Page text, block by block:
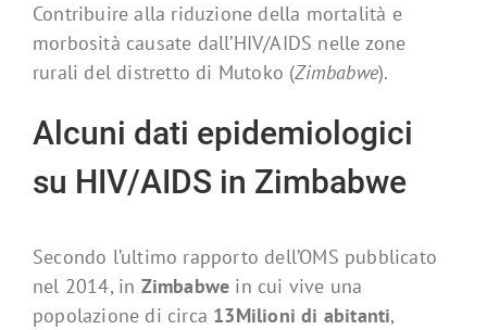
Contribuire alla riduzione della mortalità e
morbosità causate dall’HIV/AIDS nelle zone
rurali del distretto di Mutoko (Zimbabwe).
Alcuni dati epidemiologici
su HIV/AIDS in Zimbabwe
Secondo l’ultimo rapporto dell’OMS pubblicato
nel 2014, in Zimbabwe in cui vive una
popolazione di circa 13Milioni di abitanti,